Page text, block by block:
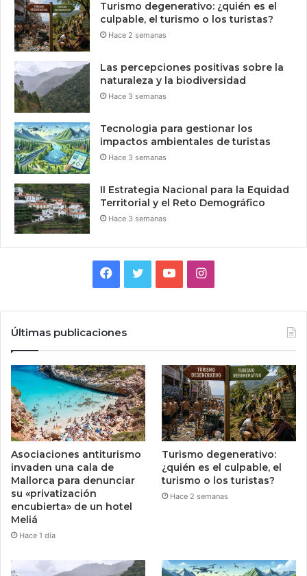
Turismo degenerativo: ¿quién es el
culpable, el turismo o los turistas?
Hace 2 semanas
Las percepciones positivas sobre la
naturaleza y la biodiversidad
Hace 3 semanas
Tecnologia para gestionar los
impactos ambientales de turistas
Hace 3 semanas
II Estrategia Nacional para la Equidad
Territorial y el Reto Demográfico
Hace 3 semanas
Facebook
TwitterYouTubeInstagram
Últimas publicaciones
Asociaciones antiturismo
invaden una cala de
Mallorca para denunciar
su «privatización
encubierta» de un hotel
Meliá
Hace 1 día
Turismo degenerativo:
¿quién es el culpable, el
turismo o los turistas?
Hace 2 semanas